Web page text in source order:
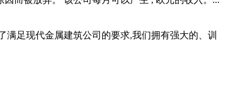
足现代金属建筑公司的要求,我们拥有强大的、训